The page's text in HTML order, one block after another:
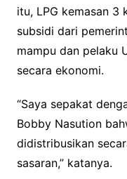
itu, LPG kemasan 3
subsidi dari
mampu dan pelaku
secara ekonomi.
“Saya sepakat
Bobby Nasution
didistribusikan
sasaran,” katanya.